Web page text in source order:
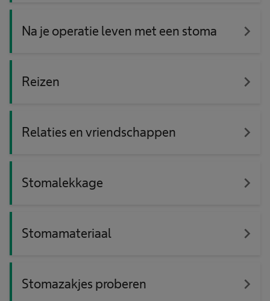
Na je operatie leven met een stoma navigate_next
Reizen navigate_next
Relaties en vriendschappen navigate_next
Stomalekkage navigate_next
Stomamateriaal navigate_next
Stomazakjes proberen navigate_next